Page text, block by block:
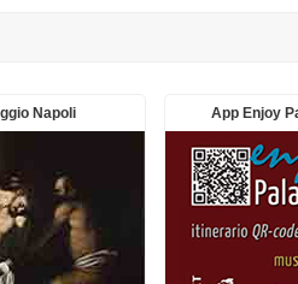
Napoli App Enjoy